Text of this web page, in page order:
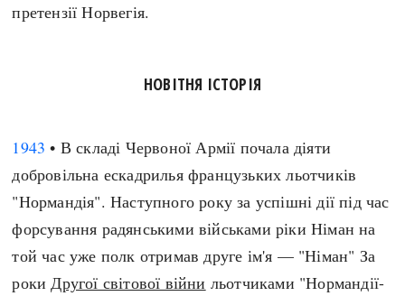
претензії Норвегія.
НОВІТНЯ ІСТОРІЯ
1943 • В складі Червоної Армії почала діяти
добровільна ескадрилья французьких льотчиків
"Нормандія". Наступного року за успішні дії під час
форсування радянськими військами ріки Німан на
той час уже полк отримав друге ім'я — "Німан" За
рокиДругої світової війни льотчиками "Нормандії-